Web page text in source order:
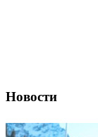
Новости